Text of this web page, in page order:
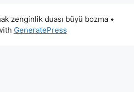
zenginlik duası büyü bozma •
GeneratePress